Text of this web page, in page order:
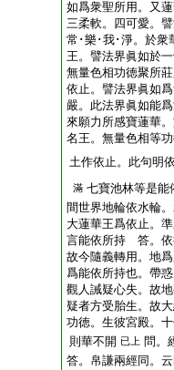
如爲衆聖所用。又
三柔軟。四可愛。
常･樂･我･淨。於衆
王。譬法界眞如於
無量色相功徳聚所
依止。譬法界眞如
嚴。此法界眞如能
來願力所感寶蓮華
名王。無量色相等
土作依止。此句明
滿 七寶池林等是
間世界地輪依水輪
大蓮華王爲依止。
言能依所持 答。依
故今隨義轉用。地
爲能依所持也。帶
觀人誡疑心失。故
疑者方受胎生。故
功徳。生彼宮殿。
則華不開 已上 問。
答。帛謙兩經同。